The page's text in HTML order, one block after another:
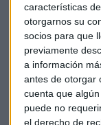
características
otorgarnos su
socios para que
previamente
a información
antes de otorgar
cuenta que
puede no
el derecho de
El caso de éxito
Para conocer
concreto del
Montenegro
Bimba y Lola.
marketing digital